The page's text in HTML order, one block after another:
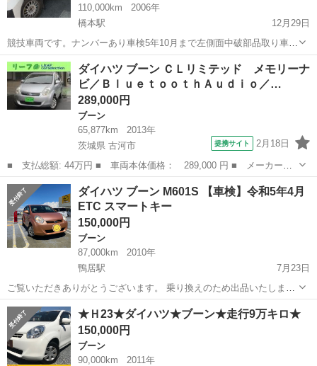
110,000km
2006年
橋本駅
12月29日
競技車両です。ナンバーあり車検5年10月まで左側面中破部品取り車で
す。走る性能は問題なしサスペンションはテインの別タンクこれだけ
で元を取れます。つくものは総て着いています。アルミ3セット着けま
す。スペアパーツにいかがですか。...
神奈川 愛甲郡 橋本駅 ブーン 車両
ダイハツ ブーン ＣＬリミテッド メモリーナ
ビ／ＢｌｕｅｔｏｏｔｈＡｕｄｉｏ／…
289,000円
ブーン
65,877km
2013年
茨城県 古河市
提携サイト 2月18日
■ 支払総額: 44万円 ■ 車両本体価格： 289,000 円 ■ メーカー
名： ダイハツ ■ 車種名： ブーン ■ グレード名： ＣＬリミテ
ッド メモリーナビ／ＢｌｕｅｔｏｏｔｈＡｕｄｉｏ／ワンセグ／ス
マートキー／純正...
茨城 古河市 ブーン
ダイハツ ブーン M601S 【車検】令和5年4月
ETC スマートキー
150,000円
ブーン
87,000km
2010年
鴨居駅
7月23日
ご覧いただきありがとうございます。 乗り換えのため出品いたしま
す。 ハンドルが軽く、カーブも安定して曲がれる、運転しやすい車で
す。 現状渡しとなります。 【車種】 ダイハツ ブーン 型式：M601...
神奈川 横浜市 鴨居駅 ブーン 令和5年
★Ｈ23★ダイハツ★ブーン★走行9万キロ★
150,000円
ブーン
90,000km
2011年